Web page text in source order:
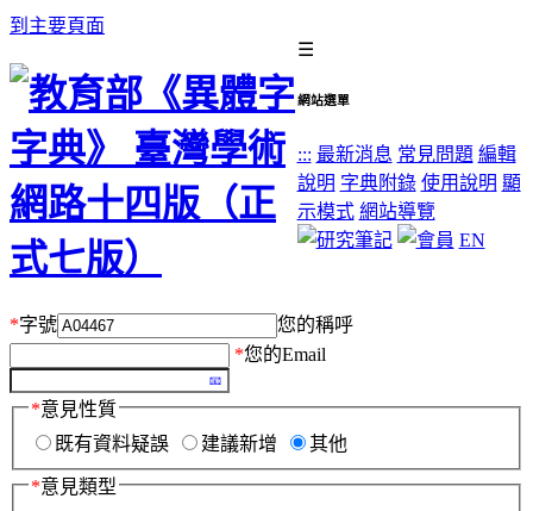
到主要頁面
☰
網站選單
::: 最新消息 常見問題 編輯
說明 字典附錄 使用說明 顯
示模式 網站導覽
EN
*字號
您的稱呼
*您的Email
*意見性質
既有資料疑誤
建議新增 其他
*意見類型